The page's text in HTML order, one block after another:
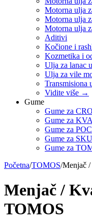
Motorna ulja
Motorna ulja
Motorna ulja
Aditivi
Kočione i
Kozmetika i
Ulja za lanac
Ulja za vile
Transmisiona
Vidite više →
Gume
Gume za
Gume za
Gume za
Gume za
Gume za
Početna/TOMOS/Menjač
Menjač /
TOMOS